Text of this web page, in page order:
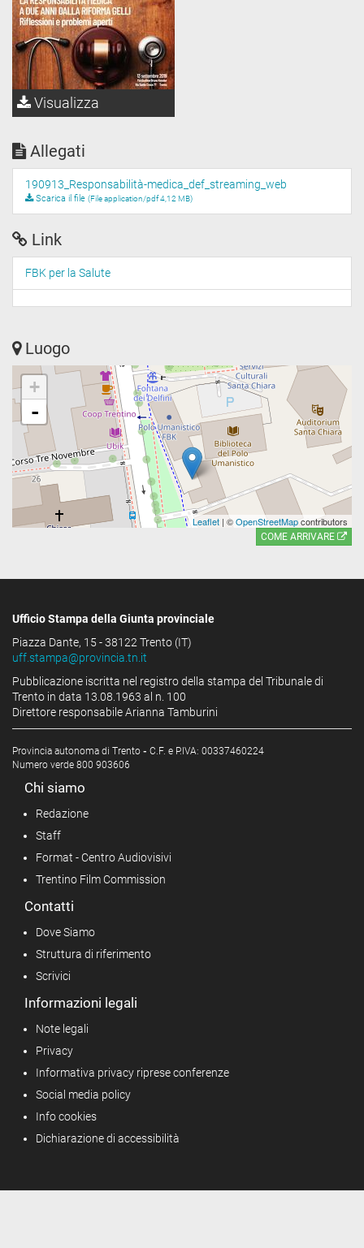
Visualizza
Allegati
190913_Responsabilità-medica_def_streaming_web
Scarica il file (File application/pdf 4,12 MB)
Link
FBK per la Salute
Luogo
+
-
Leaflet | ©OpenStreetMapcontributors
COME ARRIVARE
Ufficio Stampa della Giunta provinciale
Piazza Dante, 15 - 38122 Trento (IT)
uff.stampa@provincia.tn.it
Pubblicazione iscritta nel registro della stampa del Tribunale di
Trento in data 13.08.1963 al n. 100
Direttore responsabile Arianna Tamburini
Provincia autonoma di Trento - C.F. e P.IVA: 00337460224
Numero verde 800 903606
Chi siamo
Redazione
Staff
Format - Centro Audiovisivi
Trentino Film Commission
Contatti
Dove Siamo
Struttura di riferimento
Scrivici
Informazioni legali
Note legali
Privacy
Informativa privacy riprese conferenze
Social media policy
Info cookies
Dichiarazione di accessibilità